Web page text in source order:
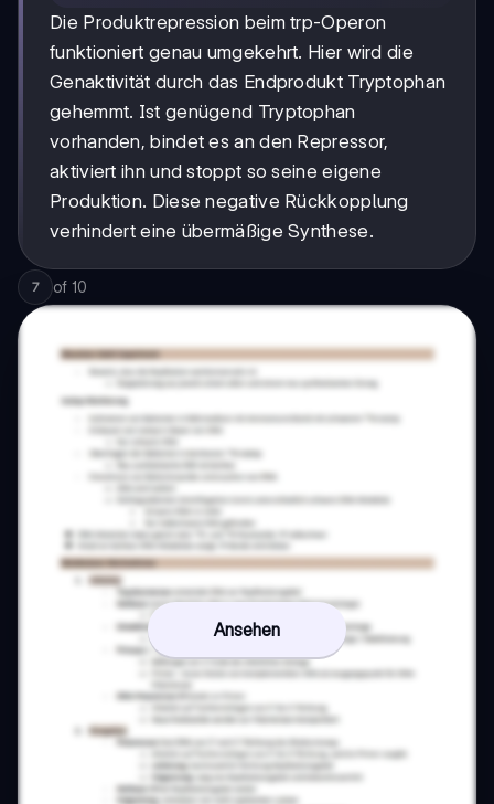
Die Produktrepression beim trp-Operon
funktioniert genau umgekehrt. Hier wird die
Genaktivität durch das Endprodukt Tryptophan
gehemmt. Ist genügend Tryptophan
vorhanden, bindet es an den Repressor,
aktiviert ihn und stoppt so seine eigene
Produktion. Diese negative Rückkopplung
verhindert eine übermäßige Synthese.
7 of 10
Ansehen